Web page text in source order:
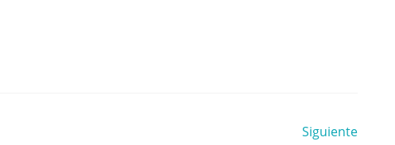
Siguiente